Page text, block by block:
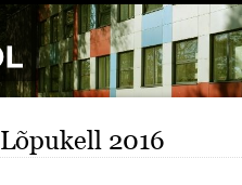
Lõpukell 2016